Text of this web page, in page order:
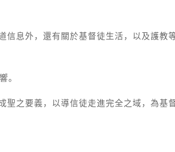
信息外，還有關於基督徒生活，以及護
。
之要義，以導信徒走進完全之域，為